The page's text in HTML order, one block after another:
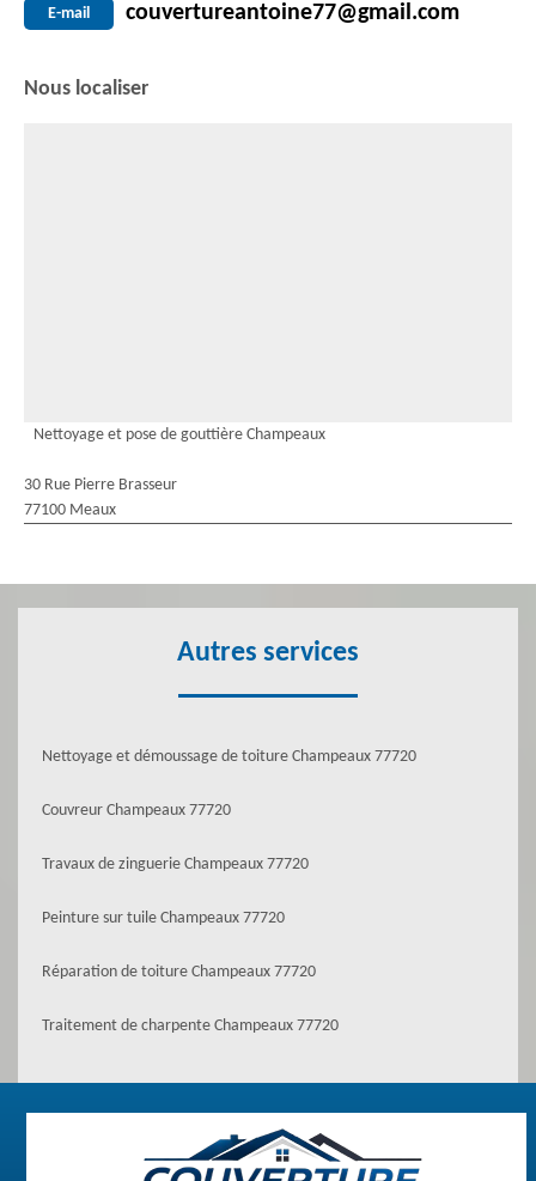
E-mail couvertureantoine77@gmail.com
Nous localiser
Nettoyage et pose de gouttière Champeaux
30 Rue Pierre Brasseur
77100 Meaux
Autres services
Nettoyage et démoussage de toiture Champeaux 77720
Couvreur Champeaux 77720
Travaux de zinguerie Champeaux 77720
Peinture sur tuile Champeaux 77720
Réparation de toiture Champeaux 77720
Traitement de charpente Champeaux 77720